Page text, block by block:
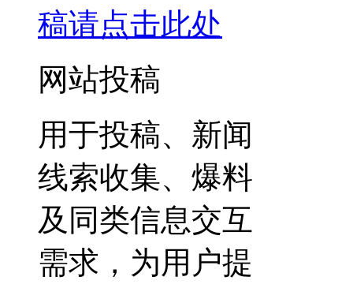
稿请点击此处
网站投稿
用于投稿、新闻
线索收集、爆料
及同类信息交互
需求，为用户提